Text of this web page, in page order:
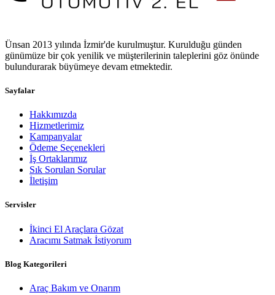
Ünsan 2013 yılında İzmir'de kurulmuştur. Kurulduğu günden
günümüze bir çok yenilik ve müşterilerinin taleplerini göz önünde
bulundurarak büyümeye devam etmektedir.
Sayfalar
Hakkımızda
Hizmetlerimiz
Kampanyalar
Ödeme Seçenekleri
İş Ortaklarımız
Sık Sorulan Sorular
İletişim
Servisler
İkinci El Araçlara Gözat
Aracımı Satmak İstiyorum
Blog Kategorileri
Araç Bakım ve Onarım